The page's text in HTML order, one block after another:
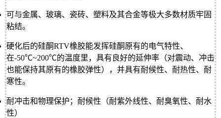
可与金属、玻璃、瓷砖、塑料及其合金等极大多数材质牢固
粘结。
硬化后的硅酮RTV橡胶能发挥硅酮原有的电气特性、
在-50℃~200℃的温度里，具有良好的延伸率（对震动、冲击
也能保持其原有的橡胶弹性），并具有耐候性、耐热性、耐
寒性。
耐冲击和物理保护；耐候性（耐紫外线性、耐臭氧性、耐水
性）